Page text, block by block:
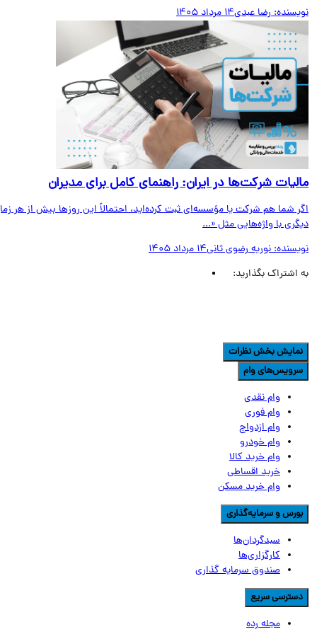
رضا عبدی14 مرداد 1405
شرکت‌ها در ایران: راهنمای کامل برای مدیران
شما هم شرکت یا مؤسسه‌ای ثبت کرده‌اید، احتمالاً این روزها بیش از هر زمان
با واژه‌هایی مثل «...
نوریه رضوی ثانی14 مرداد 1405
اشتراک بگذارید:
بخش نظرات
وام
وام نقدی
وام فوری
وام ازدواج
وام خودرو
وام خرید کالا
خرید اقساطی
وام خرید مسکن
و سرمایه‌گذاری
سبدگردان‌ها
کارگزاری‌ها
صندوق سرمایه گذاری
سریع
مجله رده